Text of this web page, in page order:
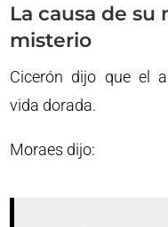
La causa de
misterio
Cicerón dijo que el
vida dorada.
Moraes dijo: